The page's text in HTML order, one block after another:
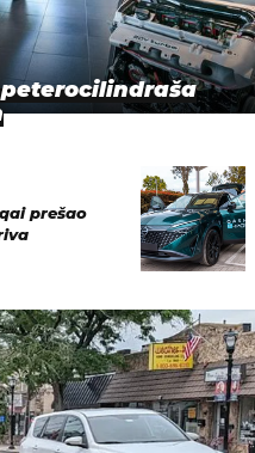
prešao